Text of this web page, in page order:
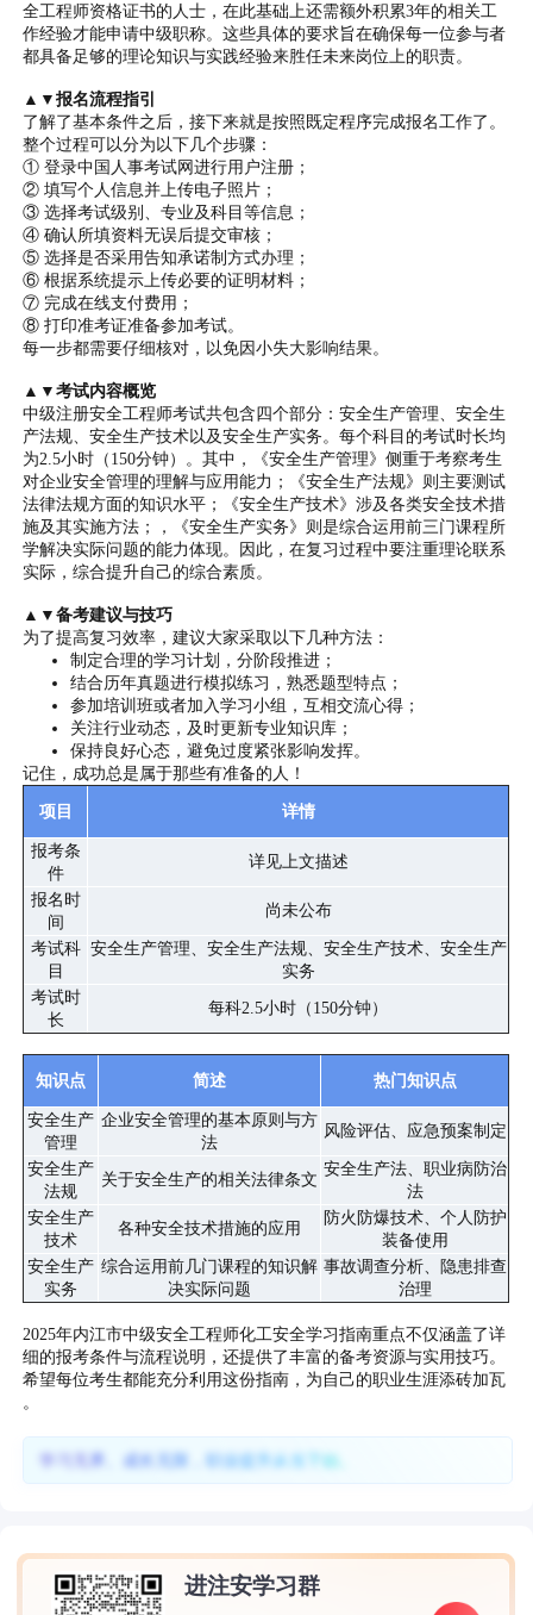
全工程师资格证书的人士，在此基础上还需额外积累3年的相关工
作经验才能申请中级职称。这些具体的要求旨在确保每一位参与者
都具备足够的理论知识与实践经验来胜任未来岗位上的职责。
▲▼报名流程指引
了解了基本条件之后，接下来就是按照既定程序完成报名工作了。
整个过程可以分为以下几个步骤：
① 登录中国人事考试网进行用户注册；
② 填写个人信息并上传电子照片；
③ 选择考试级别、专业及科目等信息；
④ 确认所填资料无误后提交审核；
⑤ 选择是否采用告知承诺制方式办理；
⑥ 根据系统提示上传必要的证明材料；
⑦ 完成在线支付费用；
⑧ 打印准考证准备参加考试。
每一步都需要仔细核对，以免因小失大影响结果。
▲▼考试内容概览
中级注册安全工程师考试共包含四个部分：安全生产管理、安全生
产法规、安全生产技术以及安全生产实务。每个科目的考试时长均
为2.5小时（150分钟）。其中，《安全生产管理》侧重于考察考生
对企业安全管理的理解与应用能力；《安全生产法规》则主要测试
法律法规方面的知识水平；《安全生产技术》涉及各类安全技术措
施及其实施方法；，《安全生产实务》则是综合运用前三门课程所
学解决实际问题的能力体现。因此，在复习过程中要注重理论联系
实际，综合提升自己的综合素质。
▲▼备考建议与技巧
为了提高复习效率，建议大家采取以下几种方法：
制定合理的学习计划，分阶段推进；
结合历年真题进行模拟练习，熟悉题型特点；
参加培训班或者加入学习小组，互相交流心得；
关注行业动态，及时更新专业知识库；
保持良好心态，避免过度紧张影响发挥。
记住，成功总是属于那些有准备的人！
项目
详情
报考条
件
详见上文描述
报名时
间
尚未公布
考试科
目
安全生产管理、安全生产法规、安全生产技术、安全生产
实务
考试时
长
每科2.5小时（150分钟）
知识点 简述 热门知识点
安全生产
管理
企业安全管理的基本原则与方
法
风险评估、应急预案制定
安全生产
法规
关于安全生产的相关法律条文
安全生产法、职业病防治
法
安全生产
技术
各种安全技术措施的应用
防火防爆技术、个人防护
装备使用
安全生产
实务
综合运用前几门课程的知识解
决实际问题
事故调查分析、隐患排查
治理
2025年内江市中级安全工程师化工安全学习指南重点不仅涵盖了详
细的报考条件与流程说明，还提供了丰富的备考资源与实用技巧。
希望每位考生都能充分利用这份指南，为自己的职业生涯添砖加瓦
。
学习无界、成长无限，职业提升从当下始。
进注安学习群